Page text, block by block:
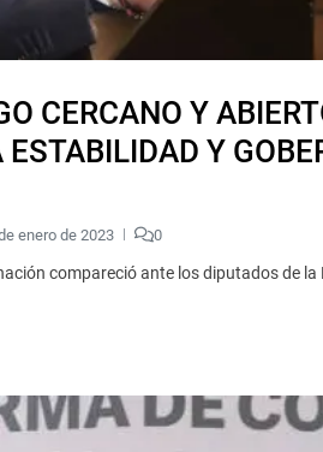
CERCANO Y
Y
enero de 2023 0
compareció ante los diputados de